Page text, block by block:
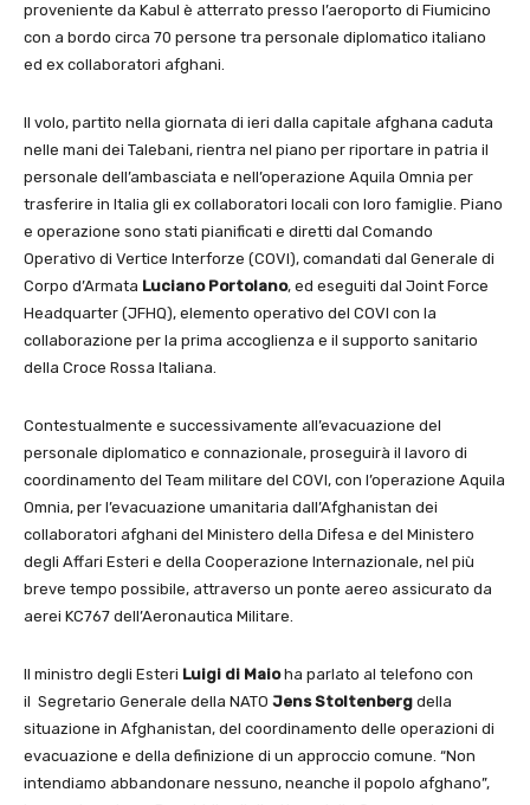
proveniente da Kabul è atterrato presso l’aeroporto di Fiumicino
con a bordo circa 70 persone tra personale diplomatico italiano
ed ex collaboratori afghani.
Il volo, partito nella giornata di ieri dalla capitale afghana caduta
nelle mani dei Talebani, rientra nel piano per riportare in patria il
personale dell’ambasciata e nell’operazione Aquila Omnia per
trasferire in Italia gli ex collaboratori locali con loro famiglie. Piano
e operazione sono stati pianificati e diretti dal Comando
Operativo di Vertice Interforze (COVI), comandati dal Generale di
Corpo d’Armata Luciano Portolano, ed eseguiti dal Joint Force
Headquarter (JFHQ), elemento operativo del COVI con la
collaborazione per la prima accoglienza e il supporto sanitario
della Croce Rossa Italiana.
Contestualmente e successivamente all’evacuazione del
personale diplomatico e connazionale, proseguirà il lavoro di
coordinamento del Team militare del COVI, con l’operazione Aquila
Omnia, per l’evacuazione umanitaria dall’Afghanistan dei
collaboratori afghani del Ministero della Difesa e del Ministero
degli Affari Esteri e della Cooperazione Internazionale, nel più
breve tempo possibile, attraverso un ponte aereo assicurato da
aerei KC767 dell’Aeronautica Militare.
Il ministro degli Esteri Luigi di Maioha parlato al telefono con
il Segretario Generale della NATO Jens Stoltenberg della
situazione in Afghanistan, del coordinamento delle operazioni di
evacuazione e della definizione di un approccio comune. “Non
intendiamo abbandonare nessuno, neanche il popolo afghano”,